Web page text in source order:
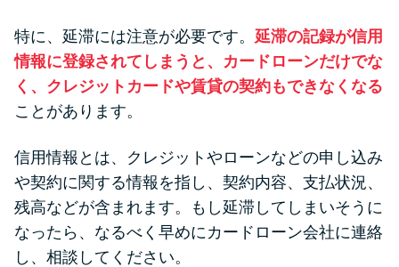
特に、延滞には注意が必要です。 延滞の記録が信用
情報に登録されてしまうと、カードローンだけでな
く、クレジットカードや賃貸の契約もできなくなる
ことがあります。
信用情報とは、クレジットやローンなどの申し込み
や契約に関する情報を指し、契約内容、支払状況、
残高などが含まれます。もし延滞してしまいそうに
なったら、なるべく早めにカードローン会社に連絡
し、相談してください。